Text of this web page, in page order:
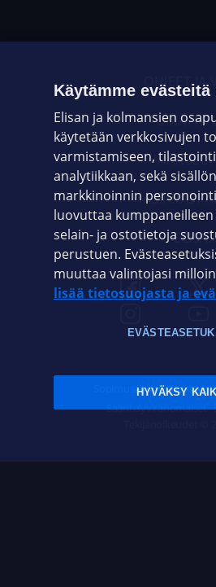
OHJEET
Sopimusehdot
Sääntelyviranomaiset
Käytämme
Elisan ja kolmansien
käytetään verkkosivujen
varmistamiseen,
analytiikkaan, sekä
markkinoinnin
luovuttaa
selain- ja ostotietoja
perustuen.
muuttaa valintojasi
lisää tietosuojasta ja
HYVÄKSY